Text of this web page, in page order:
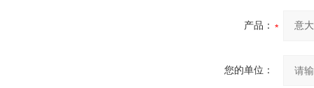
产品：
您的单位：